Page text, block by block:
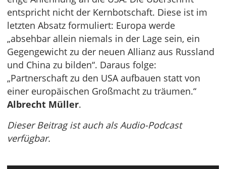
entspricht nicht der Kernbotschaft. Diese ist im
letzten Absatz formuliert: Europa werde
„absehbar allein niemals in der Lage sein, ein
Gegengewicht zu der neuen Allianz aus Russland
und China zu bilden“. Daraus folge:
„Partnerschaft zu den USA aufbauen statt von
einer europäischen Großmacht zu träumen.“
Albrecht Müller.
Dieser Beitrag ist auch als Audio-Podcast
verfügbar.